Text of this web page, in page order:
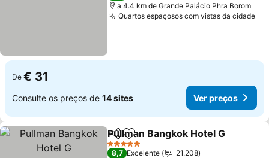
a 4.4 km de Grande Palácio Phra Borom
Quartos espaçosos com vistas da cidade
De € 31
Consulte os preços de 14 sites Ver preços
PartilharAdicionar aos favoritos
Pullman Bangkok Hotel G
5 Estrelas
8,7 Excelente
21.208